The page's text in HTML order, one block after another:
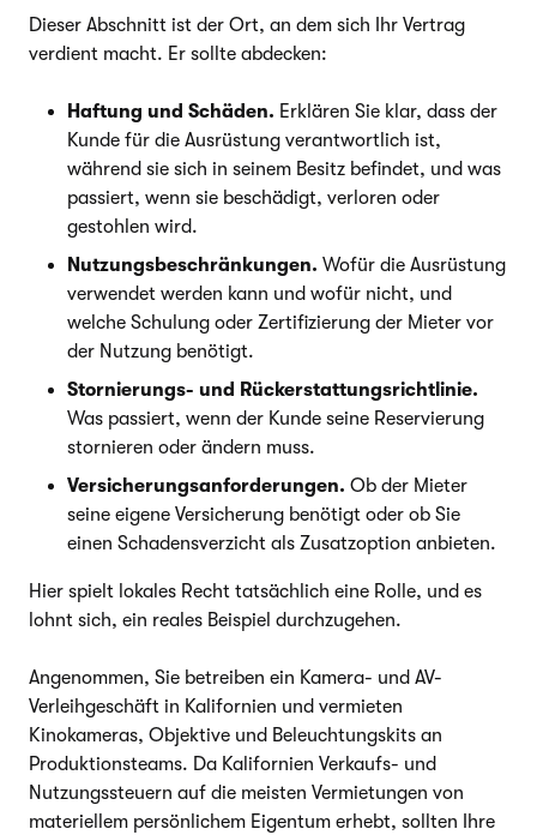
Dieser Abschnitt ist der Ort, an dem sich Ihr Vertrag
verdient macht. Er sollte abdecken:
Haftung und Schäden. Erklären Sie klar, dass der
Kunde für die Ausrüstung verantwortlich ist,
während sie sich in seinem Besitz befindet, und was
passiert, wenn sie beschädigt, verloren oder
gestohlen wird.
Nutzungsbeschränkungen. Wofür die Ausrüstung
verwendet werden kann und wofür nicht, und
welche Schulung oder Zertifizierung der Mieter vor
der Nutzung benötigt.
Stornierungs- und Rückerstattungsrichtlinie.
Was passiert, wenn der Kunde seine Reservierung
stornieren oder ändern muss.
Versicherungsanforderungen. Ob der Mieter
seine eigene Versicherung benötigt oder ob Sie
einen Schadensverzicht als Zusatzoption anbieten.
Hier spielt lokales Recht tatsächlich eine Rolle, und es
lohnt sich, ein reales Beispiel durchzugehen.
Angenommen, Sie betreiben ein Kamera- und AV-
Verleihgeschäft in Kalifornien und vermieten
Kinokameras, Objektive und Beleuchtungskits an
Produktionsteams. Da Kalifornien Verkaufs- und
Nutzungssteuern auf die meisten Vermietungen von
materiellem persönlichem Eigentum erhebt, sollten Ihre